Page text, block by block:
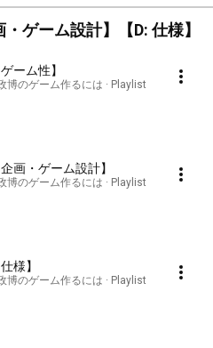
ゲーム設計】【D: 仕様】
ゲーム性】
博のゲーム作るには · Playlist
企画・ゲーム設計】
博のゲーム作るには · Playlist
仕様】
博のゲーム作るには · Playlist